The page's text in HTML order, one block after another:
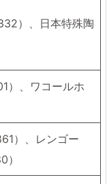
）、日本特殊陶
）、ワコールホ
）、レンゴー